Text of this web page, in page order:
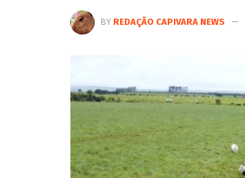
BY REDAÇÃO CAPIVARA NEWS